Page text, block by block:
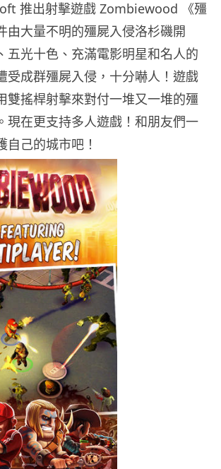
推出射擊遊戲 Zombiewood 《殭
由大量不明的殭屍入侵洛杉磯開
五光十色、充滿電影明星和名人的
受成群殭屍入侵，十分嚇人！遊戲
雙搖桿射擊來對付一堆又一堆的殭
現在更支持多人遊戲！和朋友們一
自己的城市吧！